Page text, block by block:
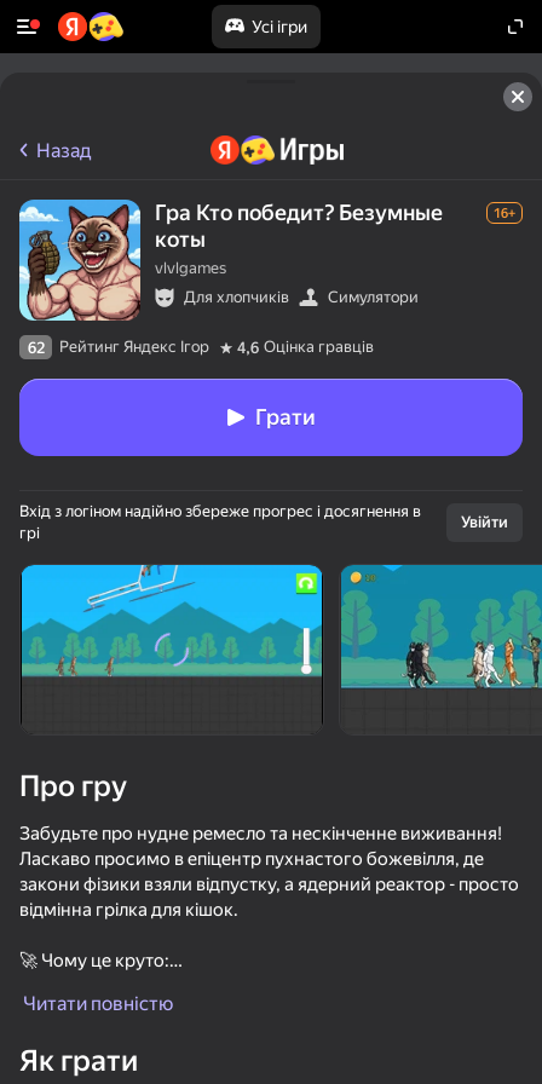
Усі ігри
Поверніть пристрій
Гра працює тільки в горизонтальній
орієнтації
Funny City: Gopniks
Назад
Гра Кто победит? Безумные
коты
16+
vlvlgames
Для хлопчиків
Симулятори
62 Рейтинг Яндекс Ігор 4,6 Оцінка гравців
Грати
Вхід з логіном надійно збереже прогрес і досягнення в
грі
Увійти
Про гру
Забудьте про нудне ремесло та нескінченне виживання!
Ласкаво просимо в епіцентр пухнастого божевілля, де
закони фізики взяли відпустку, а ядерний реактор - просто
відмінна грілка для кішок.
🚀 Чому це круто:
відділяє вас від повного хаосу. Ідеально підходить для
Читати повністю
Як грати